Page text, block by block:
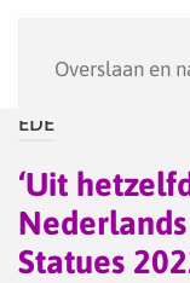
Overslaan en
EDE
‘Uit
Statues